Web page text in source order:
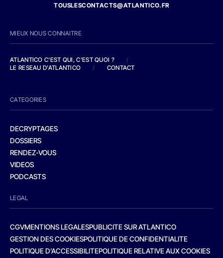
TOUSLESCONTACTS@ATLANTICO.FR
MIEUX NOUS CONNAITRE
ATLANTICO C'EST QUI, C'EST QUOI ?
/
LE RESEAU D'ATLANTICO
/ CONTACT
CATEGORIES
DECRYPTAGES
DOSSIERS
RENDEZ-VOUS
VIDEOS
PODCASTS
LEGAL
CGVMENTIONS LEGALESPUBLICITE SUR ATLANTICO
GESTION DES COOKIESPOLITIQUE DE CONFIDENTIALITE
POLITIQUE D’ACCESSIBILITEPOLITIQUE RELATIVE AUX COOKIES